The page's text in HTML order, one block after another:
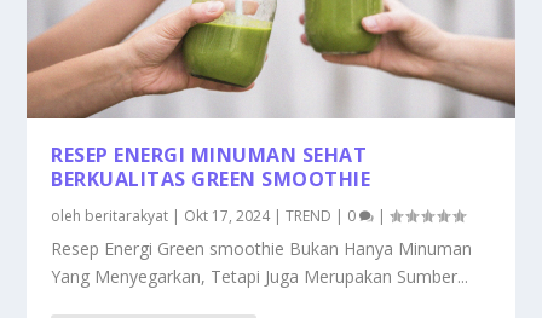
RESEP ENERGI MINUMAN SEHAT
BERKUALITAS GREEN SMOOTHIE
oleh beritarakyat | Okt 17, 2024|TREND | 0 |
Resep Energi Green smoothie Bukan Hanya Minuman
Yang Menyegarkan, Tetapi Juga Merupakan Sumber...